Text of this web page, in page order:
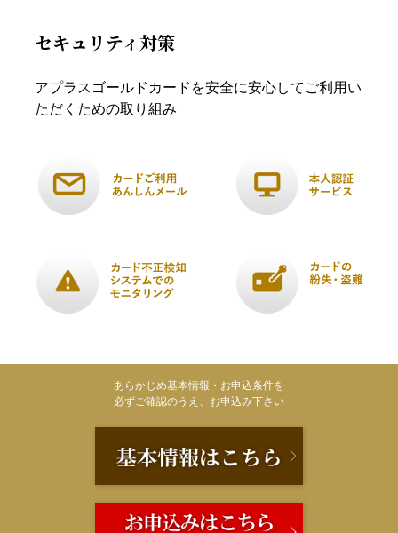
セキュリティ対策
アプラスゴールドカードを安全に安心してご利用い
ただくための取り組み
あらかじめ基本情報・お申込条件を
必ずご確認のうえ、お申込み下さい